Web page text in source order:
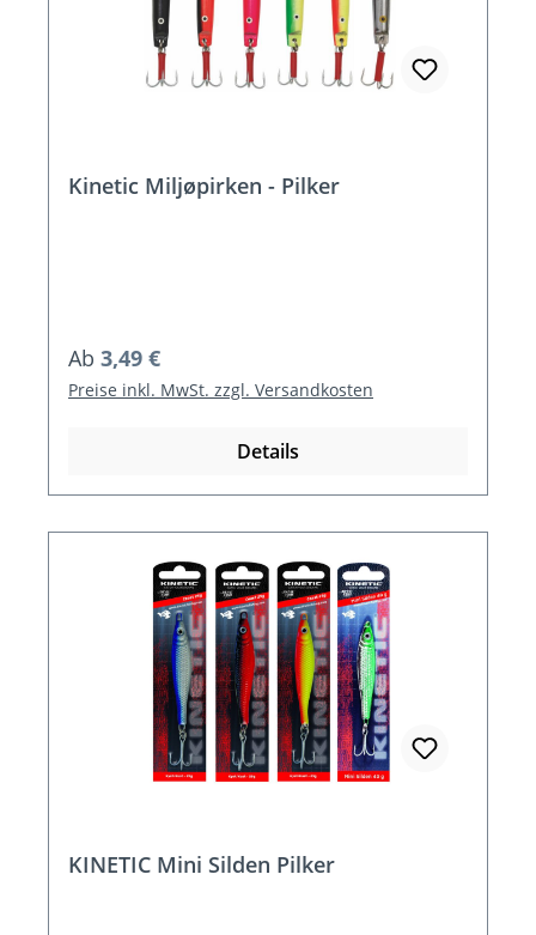
Kinetic Miljøpirken - Pilker
Regulärer Preis:
Ab 3,49 €
Preise inkl. MwSt. zzgl. Versandkosten
Details
KINETIC Mini Silden Pilker